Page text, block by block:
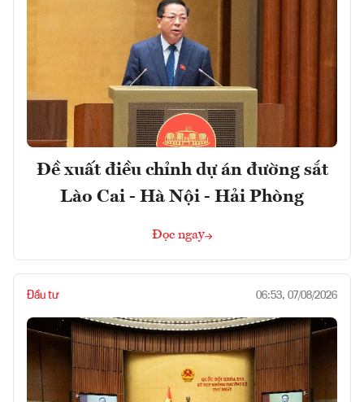
Đề xuất điều chỉnh dự án đường sắt
Lào Cai - Hà Nội - Hải Phòng
Đọc ngay
Đầu tư 06:53, 07/08/2026